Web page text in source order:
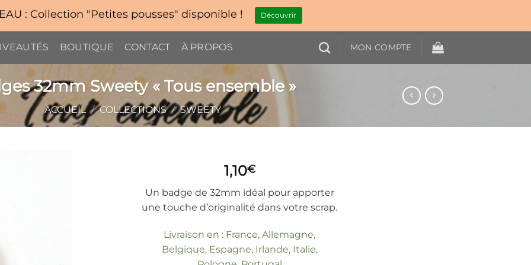
BOUTIQUE CONTACT À PROPOS MON COMPTE
32mm Sweety « Tous ensemble »
ACCUEIL / COLLECTIONS / SWEETY
1,10€
Un badge de 32mm idéal pour apporter
une touche d’originalité dans votre scrap.
Livraison en : France, Allemagne,
Belgique, Espagne, Irlande, Italie,
: Collection "Petites pousses" disponible ! Découvrir